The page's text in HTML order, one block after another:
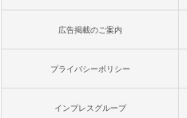
広告掲載のご案内
プライバシーポリシー
インプレスグループ